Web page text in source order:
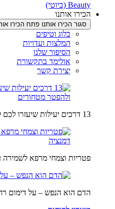
Beauty (ביוטי)
הכירו אותנו
סגור הכירו אותנו פתח הכירו
בלוג וטיפים
המלצות ועדויות
הסיפור שלנו
אולימד בתקשורת
יצירת קשר
13 דרכים יעילות שיעזרו לכם לשחרר עצירות ולהפטר מטחורים
פטריות וצמחי מרפא לשמירה
הדם הוא הנפש – על דימום